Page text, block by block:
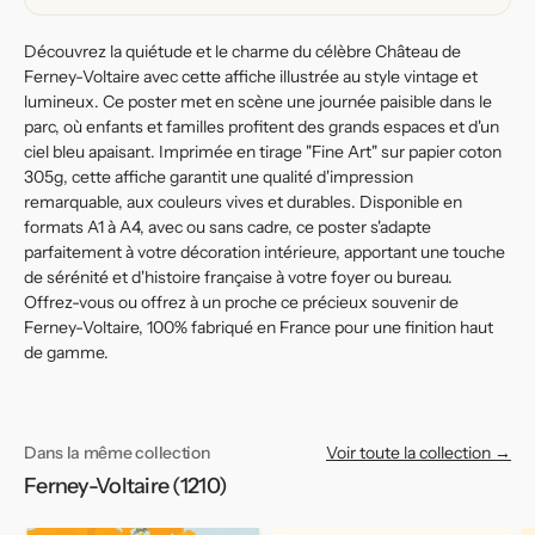
douceur douceur
Découvrez la quiétude et le charme du célèbre Château de
Ferney-Voltaire avec cette affiche illustrée au style vintage et
lumineux. Ce poster met en scène une journée paisible dans le
parc, où enfants et familles profitent des grands espaces et d'un
ciel bleu apaisant. Imprimée en tirage "Fine Art" sur papier coton
305g, cette affiche garantit une qualité d'impression
remarquable, aux couleurs vives et durables. Disponible en
formats A1 à A4, avec ou sans cadre, ce poster s'adapte
parfaitement à votre décoration intérieure, apportant une touche
de sérénité et d'histoire française à votre foyer ou bureau.
Offrez-vous ou offrez à un proche ce précieux souvenir de
Ferney-Voltaire, 100% fabriqué en France pour une finition haut
de gamme.
Dans la même collection
Ferney-Voltaire (1210)
Voir toute la collection →